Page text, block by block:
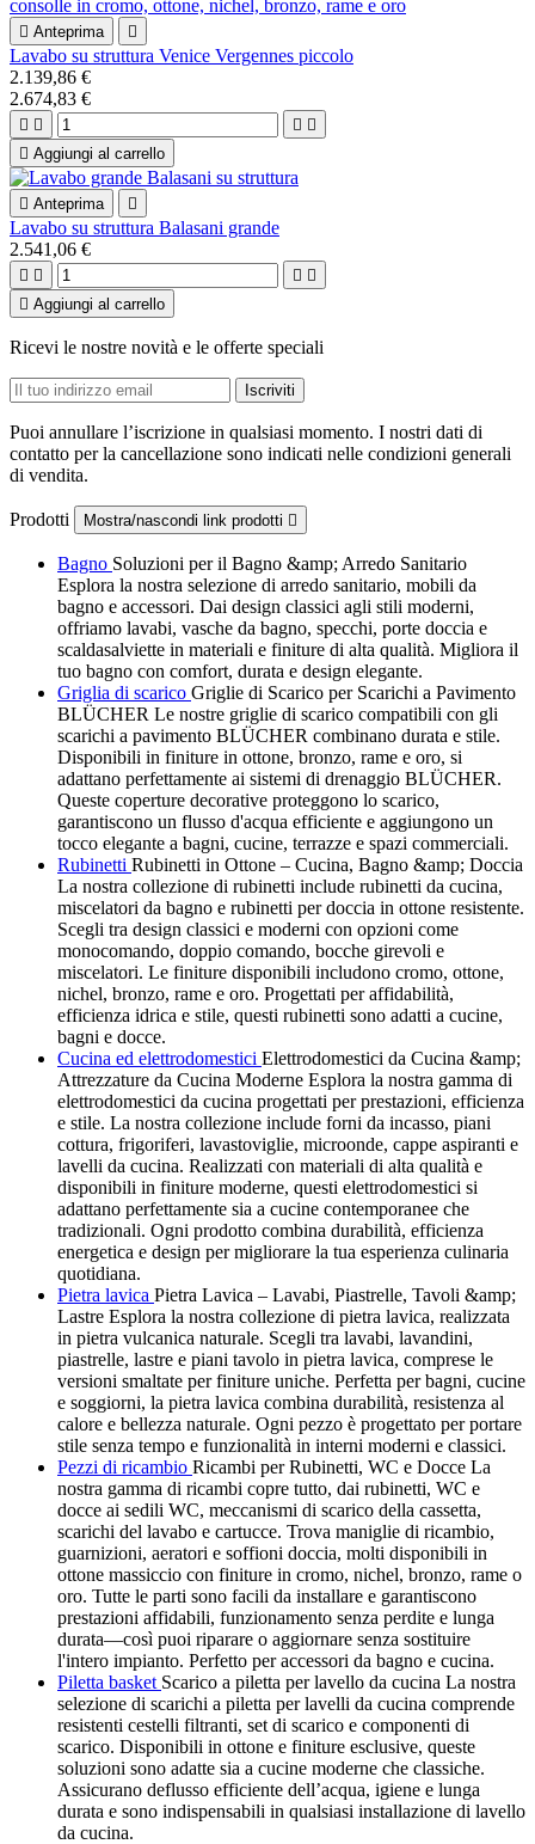
 Anteprima 
Lavabo su struttura Venice Vergennes piccolo
2.139,86 €
2.674,83 €
   
 Aggiungi al carrello
 Anteprima 
Lavabo su struttura Balasani grande
2.541,06 €
   
 Aggiungi al carrello
Ricevi le nostre novità e le offerte speciali
Puoi annullare l’iscrizione in qualsiasi momento. I nostri dati di
contatto per la cancellazione sono indicati nelle condizioni generali
di vendita.
Prodotti Mostra/nascondi link prodotti 
Bagno Soluzioni per il Bagno &amp; Arredo Sanitario
Esplora la nostra selezione di arredo sanitario, mobili da
bagno e accessori. Dai design classici agli stili moderni,
offriamo lavabi, vasche da bagno, specchi, porte doccia e
scaldasalviette in materiali e finiture di alta qualità. Migliora il
tuo bagno con comfort, durata e design elegante.
Griglia di scarico Griglie di Scarico per Scarichi a Pavimento
BLÜCHER Le nostre griglie di scarico compatibili con gli
scarichi a pavimento BLÜCHER combinano durata e stile.
Disponibili in finiture in ottone, bronzo, rame e oro, si
adattano perfettamente ai sistemi di drenaggio BLÜCHER.
Queste coperture decorative proteggono lo scarico,
garantiscono un flusso d'acqua efficiente e aggiungono un
tocco elegante a bagni, cucine, terrazze e spazi commerciali.
Rubinetti Rubinetti in Ottone – Cucina, Bagno &amp; Doccia
La nostra collezione di rubinetti include rubinetti da cucina,
miscelatori da bagno e rubinetti per doccia in ottone resistente.
Scegli tra design classici e moderni con opzioni come
monocomando, doppio comando, bocche girevoli e
miscelatori. Le finiture disponibili includono cromo, ottone,
nichel, bronzo, rame e oro. Progettati per affidabilità,
efficienza idrica e stile, questi rubinetti sono adatti a cucine,
bagni e docce.
Cucina ed elettrodomestici Elettrodomestici da Cucina &amp;
Attrezzature da Cucina Moderne Esplora la nostra gamma di
elettrodomestici da cucina progettati per prestazioni, efficienza
e stile. La nostra collezione include forni da incasso, piani
cottura, frigoriferi, lavastoviglie, microonde, cappe aspiranti e
lavelli da cucina. Realizzati con materiali di alta qualità e
disponibili in finiture moderne, questi elettrodomestici si
adattano perfettamente sia a cucine contemporanee che
tradizionali. Ogni prodotto combina durabilità, efficienza
energetica e design per migliorare la tua esperienza culinaria
quotidiana.
Pietra lavica Pietra Lavica – Lavabi, Piastrelle, Tavoli &amp;
Lastre Esplora la nostra collezione di pietra lavica, realizzata
in pietra vulcanica naturale. Scegli tra lavabi, lavandini,
piastrelle, lastre e piani tavolo in pietra lavica, comprese le
versioni smaltate per finiture uniche. Perfetta per bagni, cucine
e soggiorni, la pietra lavica combina durabilità, resistenza al
calore e bellezza naturale. Ogni pezzo è progettato per portare
stile senza tempo e funzionalità in interni moderni e classici.
Pezzi di ricambio Ricambi per Rubinetti, WC e Docce La
nostra gamma di ricambi copre tutto, dai rubinetti, WC e
docce ai sedili WC, meccanismi di scarico della cassetta,
scarichi del lavabo e cartucce. Trova maniglie di ricambio,
guarnizioni, aeratori e soffioni doccia, molti disponibili in
ottone massiccio con finiture in cromo, nichel, bronzo, rame o
oro. Tutte le parti sono facili da installare e garantiscono
prestazioni affidabili, funzionamento senza perdite e lunga
durata—così puoi riparare o aggiornare senza sostituire
l'intero impianto. Perfetto per accessori da bagno e cucina.
Piletta basket Scarico a piletta per lavello da cucina La nostra
selezione di scarichi a piletta per lavelli da cucina comprende
resistenti cestelli filtranti, set di scarico e componenti di
scarico. Disponibili in ottone e finiture esclusive, queste
soluzioni sono adatte sia a cucine moderne che classiche.
Assicurano deflusso efficiente dell’acqua, igiene e lunga
durata e sono indispensabili in qualsiasi installazione di lavello
da cucina.